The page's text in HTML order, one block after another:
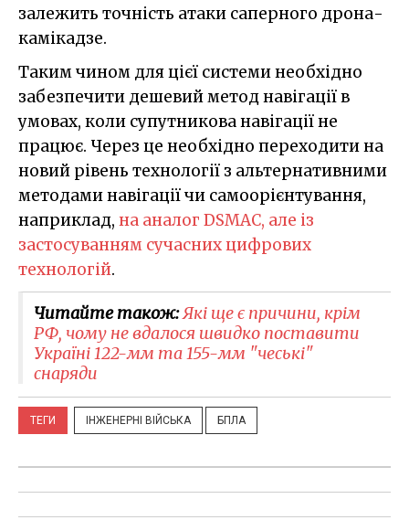
залежить точність атаки саперного дрона-
камікадзе.
Таким чином для цієї системи необхідно
забезпечити дешевий метод навігації в
умовах, коли супутникова навігації не
працює. Через це необхідно переходити на
новий рівень технології з альтернативними
методами навігації чи самоорієнтування,
наприклад, на аналог DSMAC, але із
застосуванням сучасних цифрових
технологій.
Читайте також:Які ще є причини, крім
РФ, чому не вдалося швидко поставити
Україні 122-мм та 155-мм "чеські"
снаряди
ТЕГИ ІНЖЕНЕРНІ ВІЙСЬКА БПЛА